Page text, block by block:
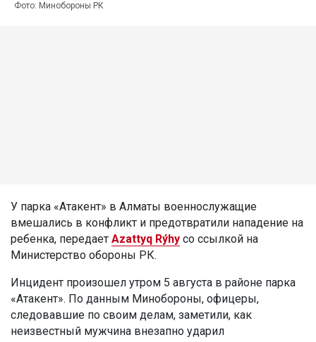
Фото: Минобороны РК
У парка «Атакент» в Алматы военнослужащие
вмешались в конфликт и предотвратили нападение на
ребенка, передает Azattyq Rýhy со ссылкой на
Министерство обороны РК.
Инцидент произошел утром 5 августа в районе парка
«Атакент». По данным Минобороны, офицеры,
следовавшие по своим делам, заметили, как
неизвестный мужчина внезапно ударил